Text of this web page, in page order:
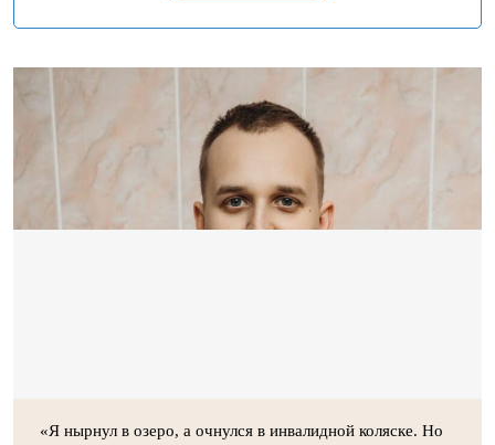
«Я нырнул в озеро, а очнулся в инвалидной коляске. Но